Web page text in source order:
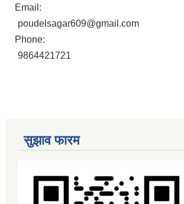
Email:
poudelsagar609@gmail.com
Phone:
9864421721
सुझाव फारम